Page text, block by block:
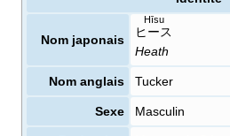
Nom japonais
ヒース
Hīsu
Heath
Nom anglais Tucker
Sexe Masculin